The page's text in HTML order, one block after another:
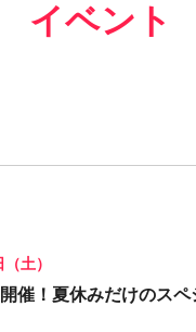
イベント
土）
催！夏休みだけのスペ